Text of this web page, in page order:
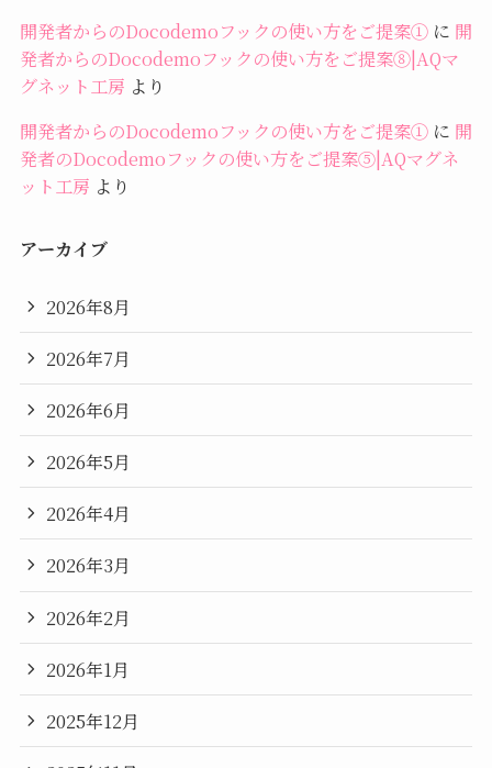
開発者からのDocodemoフックの使い方をご提案①に 開
発者からのDocodemoフックの使い方をご提案⑧|AQマ
グネット工房 より
開発者からのDocodemoフックの使い方をご提案①に 開
発者のDocodemoフックの使い方をご提案⑤|AQマグネ
ット工房 より
アーカイブ
2026年8月
2026年7月
2026年6月
2026年5月
2026年4月
2026年3月
2026年2月
2026年1月
2025年12月